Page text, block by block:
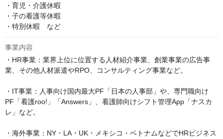
・育児・介護休暇
・子の看護等休暇
・特別休暇　など
事業内容
・HR事業：業界上位に位置する人材紹介事業、創業事業の広告事
業、その他人材派遣やRPO、コンサルティング事業など。
・IT事業：人事向け国内最大PF「日本の人事部」や、専門職向け
PF「看護roo!」「Answers」、看護師向けシフト管理App「ナスカ
レ」など。
・海外事業：NY・LA・UK・メキシコ・ベトナムなどでHRビジネス